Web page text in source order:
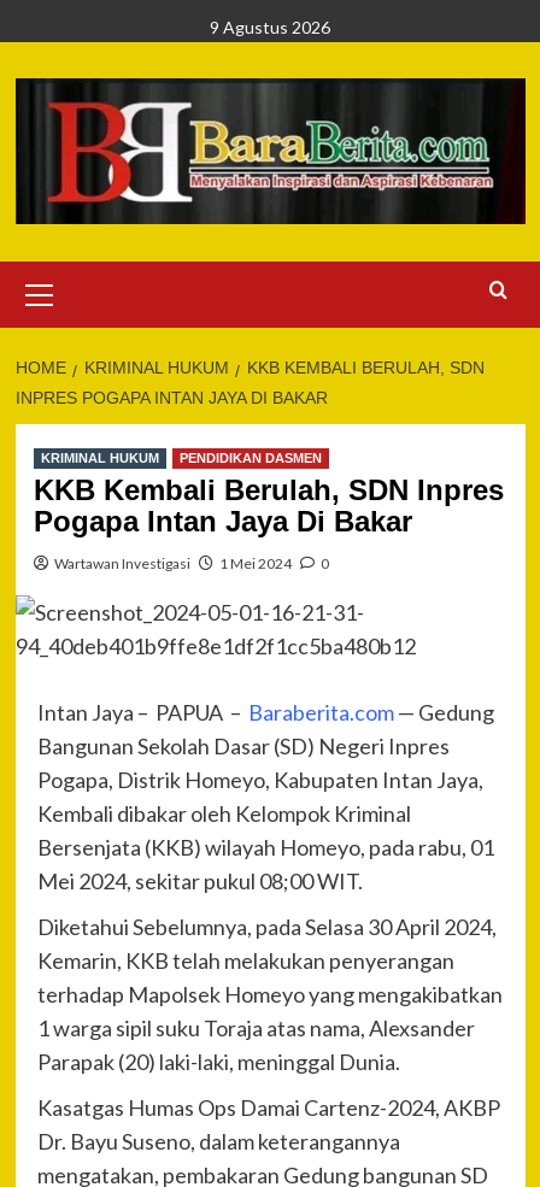
to
content
9 Agustus 2026
Menu
HOME KRIMINAL HUKUM
KKB KEMBALI BERULAH, SDN
INPRES POGAPA INTAN JAYA DI BAKAR
KRIMINAL HUKUM PENDIDIKAN DASMEN
KKB Kembali Berulah, SDN Inpres
Pogapa Intan Jaya Di Bakar
Wartawan Investigasi 1 Mei 2024 0
Intan Jaya – PAPUA – Baraberita.com— Gedung
Bangunan Sekolah Dasar (SD) Negeri Inpres
Pogapa, Distrik Homeyo, Kabupaten Intan Jaya,
Kembali dibakar oleh Kelompok Kriminal
Bersenjata (KKB) wilayah Homeyo, pada rabu, 01
Mei 2024, sekitar pukul 08;00 WIT.
Diketahui Sebelumnya, pada Selasa 30 April 2024,
Kemarin, KKB telah melakukan penyerangan
terhadap Mapolsek Homeyo yang mengakibatkan
1 warga sipil suku Toraja atas nama, Alexsander
Parapak (20) laki-laki, meninggal Dunia.
Kasatgas Humas Ops Damai Cartenz-2024, AKBP
Dr. Bayu Suseno, dalam keterangannya
mengatakan, pembakaran Gedung bangunan SD